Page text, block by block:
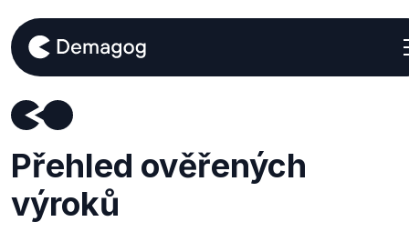
Přehled ověřených
výroků